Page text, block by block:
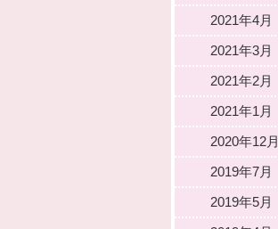
2021年4月
2021年3月
2021年2月
2021年1月
2020年12月
2019年7月
2019年5月